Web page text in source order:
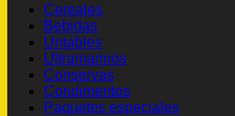
Cereales
Bebidas
Untables
Ultramarinos
Conservas
Condimentos
Paquetes especiales